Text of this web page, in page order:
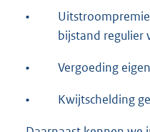
•
bijstand regulier
• Vergoeding
• Kwijtschelding